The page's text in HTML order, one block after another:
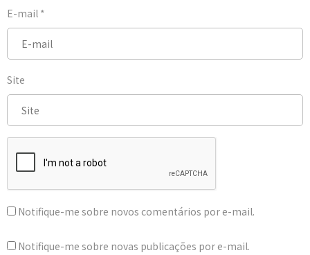
E-mail *
Site
Notifique-me sobre novos comentários por e-mail.
Notifique-me sobre novas publicações por e-mail.